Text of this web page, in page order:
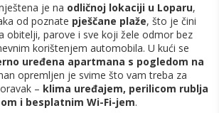
je na odličnoj lokaciji u Loparu,
od poznate pješčane plaže, što je čini
obitelji, parove i sve koji žele odmor bez
korištenjem automobila. U kući se
uređena apartmana s pogledom na
opremljen je svime što vam treba za
– klima uređajem, perilicom rublja
i besplatnim Wi-Fi-jem.